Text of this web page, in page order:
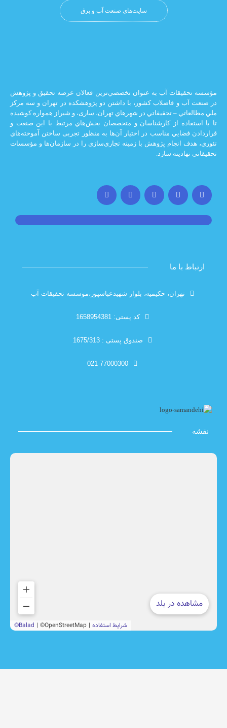
سایت‌های صنعت آب و برق
آب به عنوان تخصصي‌ترين فعالان عرصه تحقيق و پژوهش
و فاضلاب كشور، با داشتن دو پژوهشكده در تهران و سه مركز
– تحقيقاتي در شهرهاي تهران،‌ ساری، و شيراز‌ همواره كوشيده
از كارشناسان و متخصصان بخش‌هاي مرتبط با اين صنعت و
مناسب در اختيار آن‌ها به منظور تجربی ساختن آموخته‌هاي
انجام پژوهش با زمينه تجاری‌سازی را در سازمان‌ها و مؤسسات
سازد.
تهران، حکیمیه، بلوار شهیدعباسپور،موسسه تحقیقات آب
صندوق پستی : 1675/313
021-77000300